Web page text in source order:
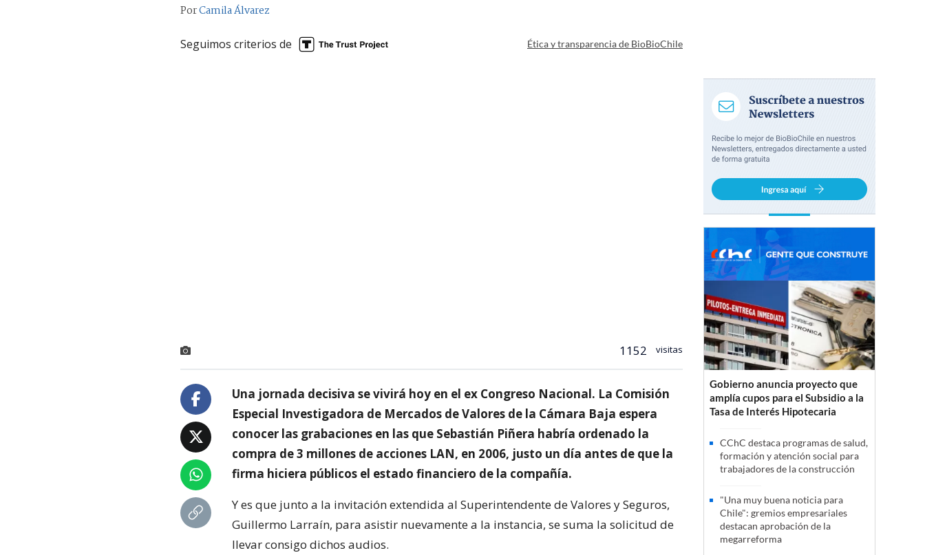
PorCamila Álvarez
Seguimos criterios de Ética y transparencia de BioBioChile
1152 visitas
Una jornada decisiva se vivirá hoy en el ex Congreso Nacional. La Comisión
Especial Investigadora de Mercados de Valores de la Cámara Baja espera
conocer las grabaciones en las que Sebastián Piñera habría ordenado la
compra de 3 millones de acciones LAN, en 2006, justo un día antes de que la
firma hiciera públicos el estado financiero de la compañía.
Y es que junto a la invitación extendida al Superintendente de Valores y Seguros,
Guillermo Larraín, para asistir nuevamente a la instancia, se suma la solicitud de
llevar consigo dichos audios.
Gobierno anuncia proyecto que
amplía cupos para el Subsidio a la
Tasa de Interés Hipotecaria
CChC destaca programas de salud,
formación y atención social para
trabajadores de la construcción
"Una muy buena noticia para
Chile": gremios empresariales
destacan aprobación de la
megarreforma